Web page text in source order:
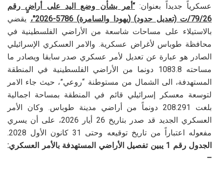
عسكرياً جديداً بعنوان:“أمر بشأن وضع اليد على أراضٍ رقم
79/26/ت (تعديل حدود) (يهودا والسامرة) 5786-2026″،
يقضي
بالاستيلاء على مساحات شاسعة من الأراضي الفلسطينية في
محافظة طوباس لأغراض عسكرية. والامر العسكري الإسرائيلي
الصادر هو عبارة عن تعديل لأمر عسكري صدر سابقا ويصادر ما
مساحته 1083.8 دونما من الأراضي الفلسطينية في المنطقة
المستهدفة، الى الشمال من مستوطنة “روعي”، حيث جاء الامر
لتوسعة معسكر إسرائيلي قائم في المنطقة بمساحة اجمالية
بلغت 208.291 دونماً من أراضي مدينة طوباس. وكان الأمر
العسكري الجديد قد صدر بتاريخ 26 أيار 2026، على أن يسري
مفعوله اعتباراً من تاريخ توقيعه وحتى 31 كانون الأول 2028.
الجدول رقم 1 يبين تفصيل الأراضي المستهدفة بالأمر العسكري:
–